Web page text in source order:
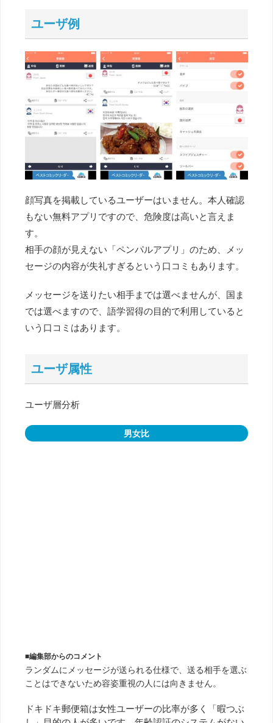
ユーザ例
顔写真を掲載しているユーザーはいません。本人確認
もない無料アプリですので、危険度は高いと言えま
す。
相手の顔が見えない「ペンパルアプリ」のため、メッ
セージの内容が失礼すぎるという口コミもあります。
メッセージを送りたい相手までは選べませんが、国ま
では選べますので、語学習得の目的で利用していると
いう口コミはあります。
ユーザ属性
ユーザ層分析
男女比
■編集部からのコメント
ランダムにメッセージが送られる仕様で、送る相手を選ぶ
ことはできないため容姿重視の人には向きません。
ドキドキ郵便箱は女性ユーザーの比率が多く「暇つぶ